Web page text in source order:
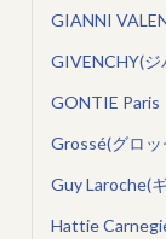
GIANNI
GIVENCHY(ジ
GONTIE Paris
Grossé(グロッ
Guy Laroche(
Hattie